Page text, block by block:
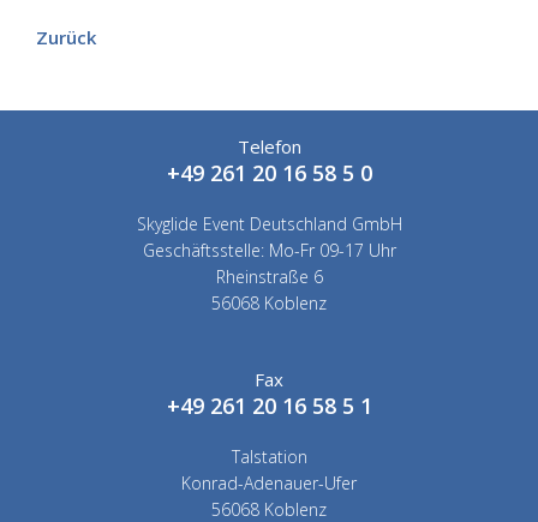
Zurück
Telefon
+49 261 20 16 58 5 0
Skyglide Event Deutschland GmbH
Geschäftsstelle: Mo-Fr 09-17 Uhr
Rheinstraße 6
56068 Koblenz
Fax
+49 261 20 16 58 5 1
Talstation
Konrad-Adenauer-Ufer
56068 Koblenz